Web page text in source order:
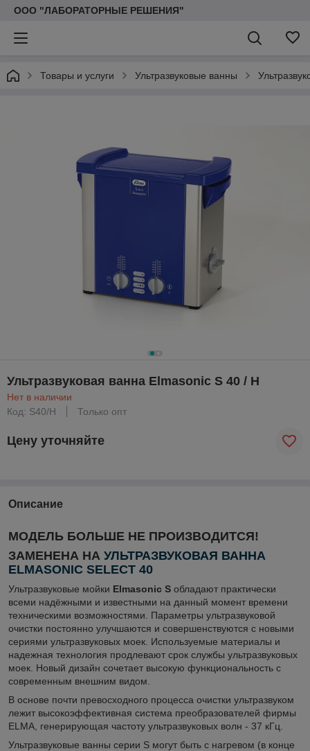
ООО "ЛАБОРАТОРНЫЕ РЕШЕНИЯ"
Товары и услуги Ультразвуковые ванны
Ультразвуковая ванна Elmasonic S 40 / H
Нет в наличии
Код: S40/H
Только опт
Цену уточняйте
Описание
МОДЕЛЬ БОЛЬШЕ НЕ ПРОИЗВОДИТСЯ!
ЗАМЕНЕНА НА УЛЬТРАЗВУКОВАЯ ВАННА
ELMASONIC SELECT 40
Ультразвуковые мойки Elmasonic S обладают практически
всеми надёжными и известными на данный момент времени
техническими возможностями. Параметры ультразвуковой
очистки постоянно улучшаются и совершенствуются с новыми
сериями ультразвуковых моек. Используемые материалы и
надежная технология продлевают срок службы ультразвуковых
моек. Новый дизайн сочетает высокую функциональность с
современным внешним видом.
В основе почти превосходного процесса очистки ультразвуком
лежит высокоэффективная система преобразователей фирмы
ELMA, генерирующая частоту ультразвуковых волн - 37 кГц.
Ультразвуковые ванны серии S могут быть с нагревом (в конце